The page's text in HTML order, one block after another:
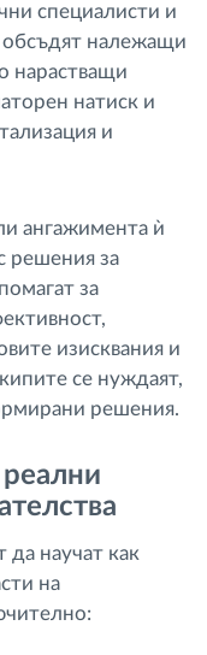
специалисти и
обсъдят належащи
нарастващи
натиск и
и
ангажимента ѝ
решения за
за
изисквания и
се нуждаят,
решения.
научат как
на